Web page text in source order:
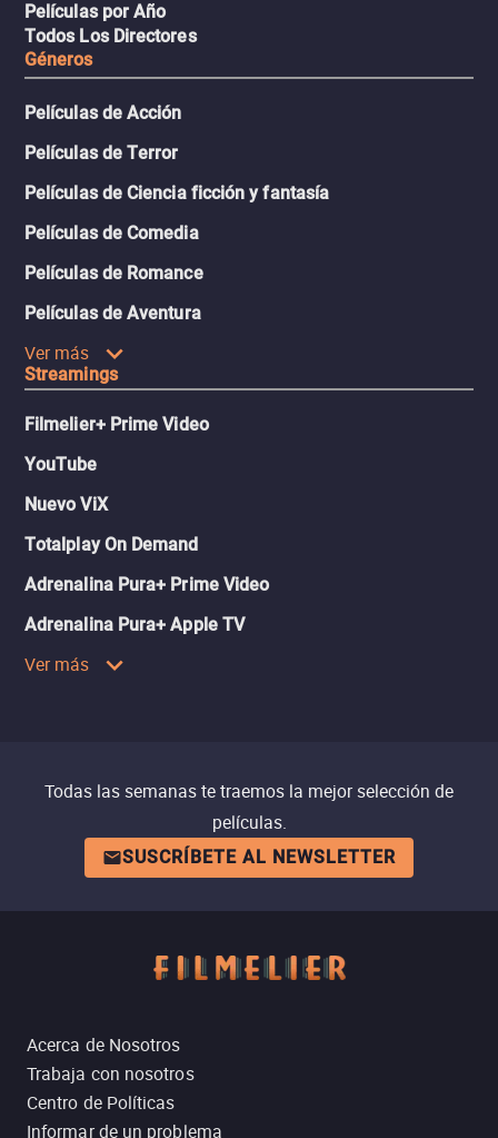
Películas por Año
Todos Los Directores
Géneros
Películas de Acción
Películas de Terror
Películas de Ciencia ficción y fantasía
Películas de Comedia
Películas de Romance
Películas de Aventura
Ver más
Streamings
Filmelier+ Prime Video
YouTube
Nuevo ViX
Totalplay On Demand
Adrenalina Pura+ Prime Video
Adrenalina Pura+ Apple TV
Ver más
Todas las semanas te traemos la mejor selección de
películas.
SUSCRÍBETE AL NEWSLETTER
Acerca de Nosotros
Trabaja con nosotros
Centro de Políticas
Informar de un problema